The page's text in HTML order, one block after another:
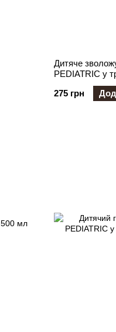
Дитяче
PEDIATRIC у
275 грн